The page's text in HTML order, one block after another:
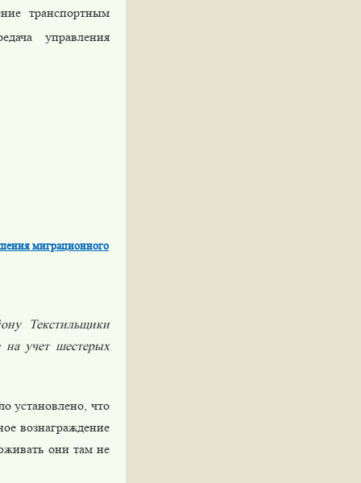
транспортным
управления
миграционного
Текстильщики
на учет шестерых
установлено, что
вознаграждение
они там не